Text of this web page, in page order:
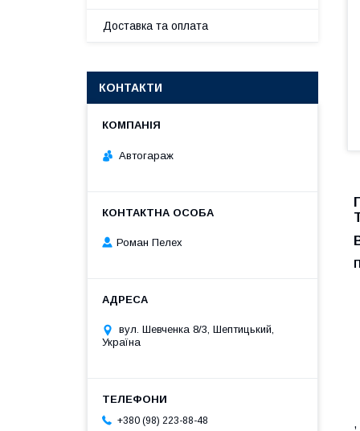
,
Доставка та оплата
КОНТАКТИ
Автогараж
Роман Пелех
вул. Шевченка 8/3, Шептицький,
Україна
+380 (98) 223-88-48